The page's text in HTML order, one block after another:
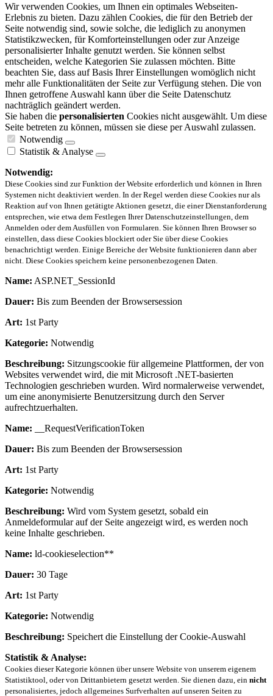
Wir verwenden Cookies, um Ihnen ein optimales Webseiten-
Erlebnis zu bieten. Dazu zählen Cookies, die für den Betrieb der
Seite notwendig sind, sowie solche, die lediglich zu anonymen
Statistikzwecken, für Komforteinstellungen oder zur Anzeige
personalisierter Inhalte genutzt werden. Sie können selbst
entscheiden, welche Kategorien Sie zulassen möchten. Bitte
beachten Sie, dass auf Basis Ihrer Einstellungen womöglich nicht
mehr alle Funktionalitäten der Seite zur Verfügung stehen. Die von
Ihnen getroffene Auswahl kann über die Seite Datenschutz
nachträglich geändert werden.
Sie haben die personalisierten Cookies nicht ausgewählt. Um diese
Seite betreten zu können, müssen sie diese per Auswahl zulassen.
Notwendig
Statistik & Analyse
Notwendig:
Diese Cookies sind zur Funktion der Website erforderlich und können in Ihren
Systemen nicht deaktiviert werden. In der Regel werden diese Cookies nur als
Reaktion auf von Ihnen getätigte Aktionen gesetzt, die einer Dienstanforderung
entsprechen, wie etwa dem Festlegen Ihrer Datenschutzeinstellungen, dem
Anmelden oder dem Ausfüllen von Formularen. Sie können Ihren Browser so
einstellen, dass diese Cookies blockiert oder Sie über diese Cookies
benachrichtigt werden. Einige Bereiche der Website funktionieren dann aber
nicht. Diese Cookies speichern keine personenbezogenen Daten.
Name: ASP.NET_SessionId
Dauer: Bis zum Beenden der Browsersession
Art: 1st Party
Kategorie: Notwendig
Beschreibung: Sitzungscookie für allgemeine Plattformen, der von
Websites verwendet wird, die mit Microsoft .NET-basierten
Technologien geschrieben wurden. Wird normalerweise verwendet,
um eine anonymisierte Benutzersitzung durch den Server
aufrechtzuerhalten.
Name: __RequestVerificationToken
Dauer: Bis zum Beenden der Browsersession
Art: 1st Party
Kategorie: Notwendig
Beschreibung: Wird vom System gesetzt, sobald ein
Anmeldeformular auf der Seite angezeigt wird, es werden noch
keine Inhalte geschrieben.
Name: ld-cookieselection**
Dauer: 30 Tage
Art: 1st Party
Kategorie: Notwendig
Beschreibung: Speichert die Einstellung der Cookie-Auswahl
Statistik & Analyse:
Cookies dieser Kategorie können über unsere Website von unserem eigenem
Statistiktool, oder von Drittanbietern gesetzt werden. Sie dienen dazu, ein nicht
personalisiertes, jedoch allgemeines Surfverhalten auf unseren Seiten zu